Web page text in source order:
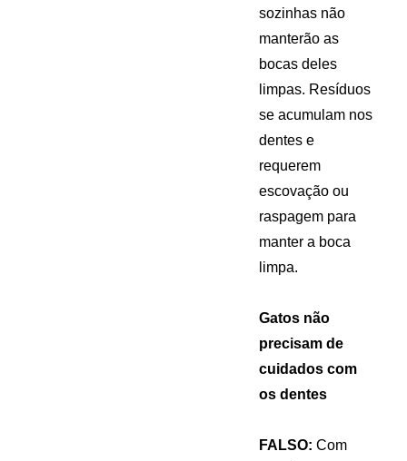
sozinhas não
manterão as
bocas deles
limpas. Resíduos
se acumulam nos
dentes e
requerem
escovação ou
raspagem para
manter a boca
limpa.
Gatos não
precisam de
cuidados com
os dentes
FALSO: Com